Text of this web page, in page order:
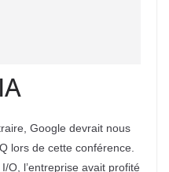
Google devrait nous
lors de cette conférence.
O, l’entreprise avait profité